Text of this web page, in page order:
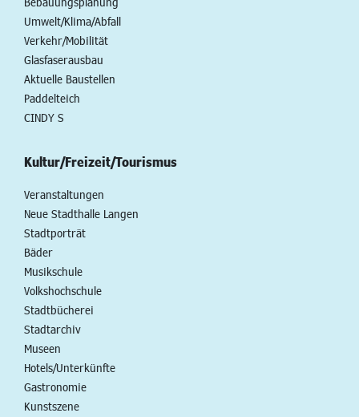
Umwelt/Klima/Abfall
Verkehr/Mobilität
Glasfaserausbau
Aktuelle Baustellen
Paddelteich
CINDY S
Kultur/Freizeit/Tourismus
Veranstaltungen
Neue Stadthalle Langen
Stadtporträt
Bäder
Musikschule
Volkshochschule
Stadtbücherei
Stadtarchiv
Museen
Hotels/Unterkünfte
Gastronomie
Kunstszene